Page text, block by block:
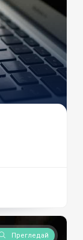
Прегледай